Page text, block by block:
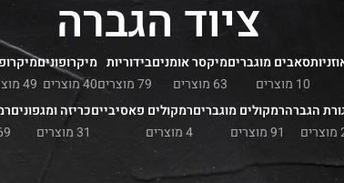
ציוד הגברה
סאבים מוגברים
10 מוצרים
מיקסר אומנים
63 מוצרים
בידוריות
79 מוצרים
מיקרופונים
40 מוצרים
49 מוצרים
הגברהרמקולים מוגברים
91 מוצרים
רמקולים פאסיביים
4 מוצרים
כריזה ומגפונים
31 מוצרים
69
למכירה